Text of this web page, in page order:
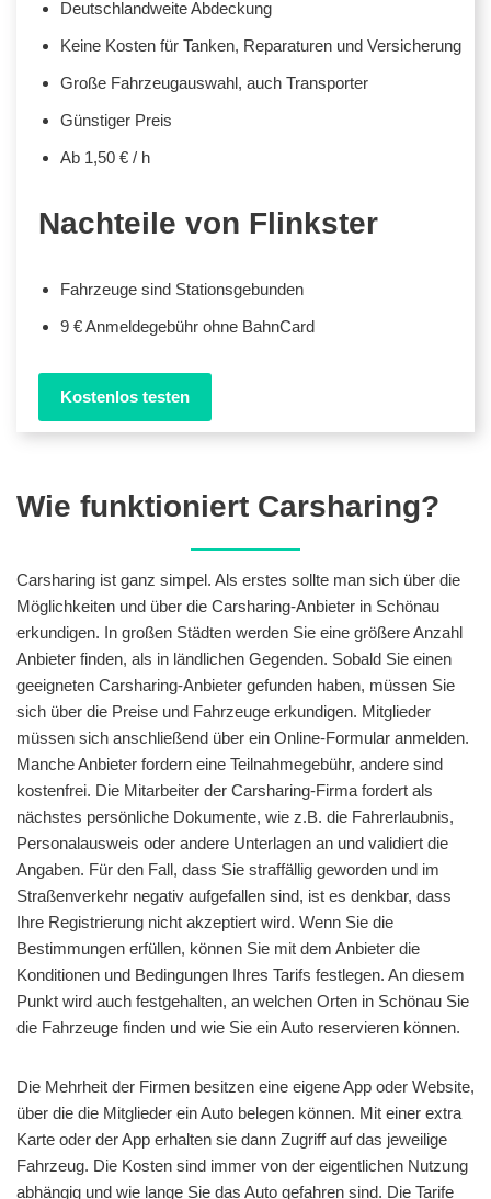
Deutschlandweite Abdeckung
Keine Kosten für Tanken, Reparaturen und Versicherung
Große Fahrzeugauswahl, auch Transporter
Günstiger Preis
Ab 1,50 € / h
Nachteile von Flinkster
Fahrzeuge sind Stationsgebunden
9 € Anmeldegebühr ohne BahnCard
Kostenlos testen
Wie funktioniert Carsharing?
Carsharing ist ganz simpel. Als erstes sollte man sich über die
Möglichkeiten und über die Carsharing-Anbieter in Schönau
erkundigen. In großen Städten werden Sie eine größere Anzahl
Anbieter finden, als in ländlichen Gegenden. Sobald Sie einen
geeigneten Carsharing-Anbieter gefunden haben, müssen Sie
sich über die Preise und Fahrzeuge erkundigen. Mitglieder
müssen sich anschließend über ein Online-Formular anmelden.
Manche Anbieter fordern eine Teilnahmegebühr, andere sind
kostenfrei. Die Mitarbeiter der Carsharing-Firma fordert als
nächstes persönliche Dokumente, wie z.B. die Fahrerlaubnis,
Personalausweis oder andere Unterlagen an und validiert die
Angaben. Für den Fall, dass Sie straffällig geworden und im
Straßenverkehr negativ aufgefallen sind, ist es denkbar, dass
Ihre Registrierung nicht akzeptiert wird. Wenn Sie die
Bestimmungen erfüllen, können Sie mit dem Anbieter die
Konditionen und Bedingungen Ihres Tarifs festlegen. An diesem
Punkt wird auch festgehalten, an welchen Orten in Schönau Sie
die Fahrzeuge finden und wie Sie ein Auto reservieren können.
Die Mehrheit der Firmen besitzen eine eigene App oder Website,
über die die Mitglieder ein Auto belegen können. Mit einer extra
Karte oder der App erhalten sie dann Zugriff auf das jeweilige
Fahrzeug. Die Kosten sind immer von der eigentlichen Nutzung
abhängig und wie lange Sie das Auto gefahren sind. Die Tarife